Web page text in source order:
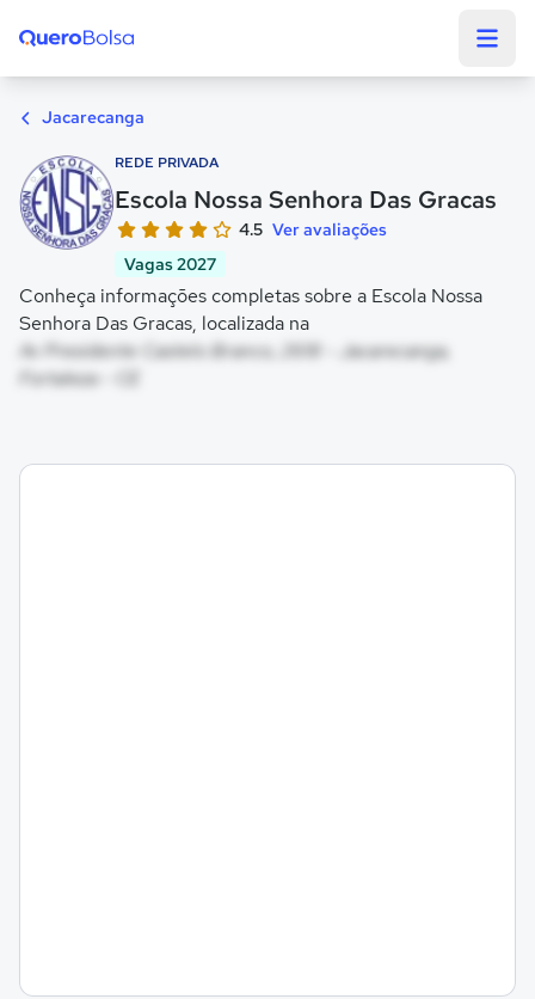
Jacarecanga
REDE PRIVADA
Escola Nossa Senhora Das Gracas
4.5 Ver avaliações
Vagas 2027
Conheça informações completas sobre a Escola Nossa
Senhora Das Gracas, localizada na
Av Presidente Castelo Branco, 2618 - Jacarecanga,
Fortaleza - CE